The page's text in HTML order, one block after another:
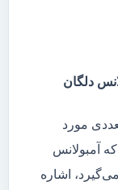
دلگان
مورد
آمبولانس
اشاره